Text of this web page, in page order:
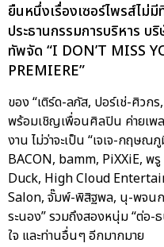
ยืนหนึ่งเรื่องเซอร์ไพรส์ไม่
ประธานกรรมการบริหาร บ
ทัพจัด “I DON’T MISS
PREMIERE”
ของ “เติร์ด-ลภัส, ปอร์เช่-ศิว
พร้อมเชิญเพื่อนศิลปิน ค่ายเพ
งาน ไม่ว่าจะเป็น “เจเจ-กฤษ
BACON, bamm, PiXXiE, พ
Duck, High Cloud
Salon, จั๊มพ์-พิสิฐพล, นุ-พจ
ระนอง” รวมถึงสองหนุ่ม “ต่อ-
ใจ และท่านอื่นๆ อีกมากมาย